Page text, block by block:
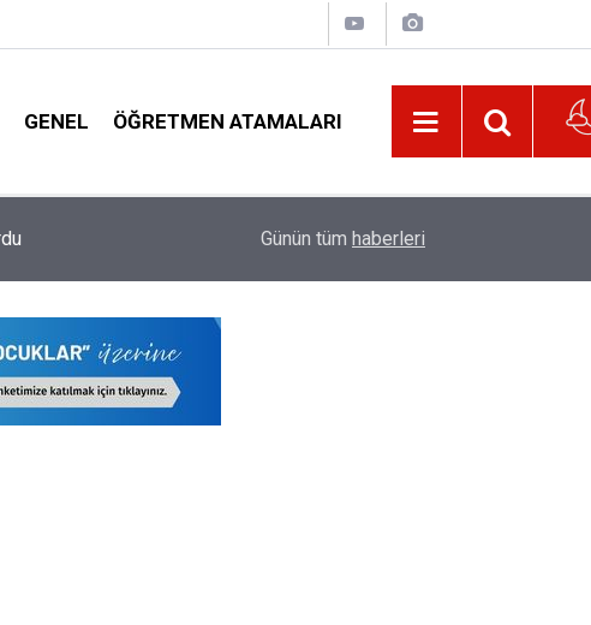
GENEL ÖĞRETMEN ATAMALARI
Öğretmenler Dikkat: Tatildeyken Norm Fazlası
Günün tüm haberleri